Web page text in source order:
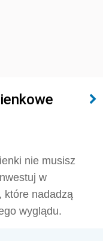
nie musisz
w
które nadadzą
wyglądu.